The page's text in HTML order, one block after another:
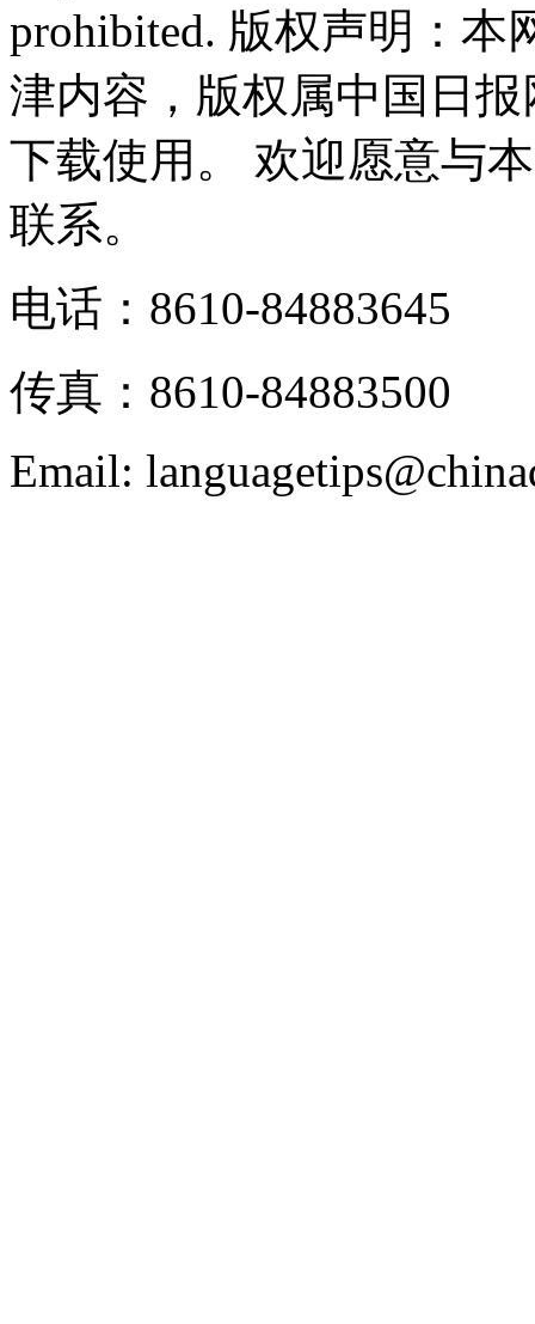
prohibited. 版权声明：
津内容，版权属中国日
下载使用。 欢迎愿意与
联系。
电话：8610-84883645
传真：8610-84883500
Email: